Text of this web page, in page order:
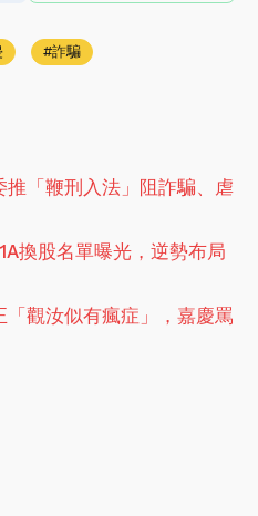
詐騙
「鞭刑入法」阻詐騙、虐
換股名單曝光，逆勢布局
觀汝似有瘋症」，嘉慶罵